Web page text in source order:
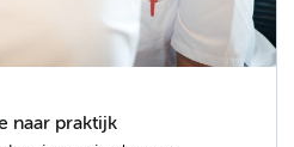
naar praktijk